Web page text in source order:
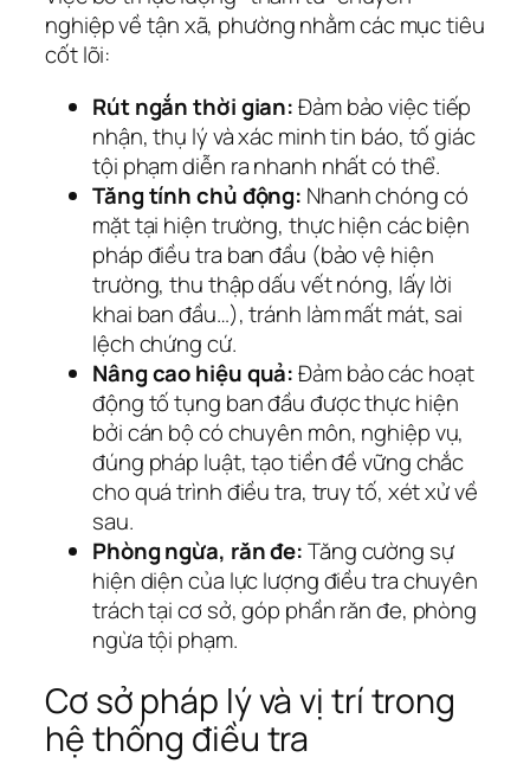
nghiệp về tận xã, phường nhằm các mục tiêu
cốt lõi:
Rút ngắn thời gian:Đảm bảo việc tiếp
nhận, thụ lý và xác minh tin báo, tố giác
tội phạm diễn ra nhanh nhất có thể.
Tăng tính chủ động: Nhanh chóng có
mặt tại hiện trường, thực hiện các biện
pháp điều tra ban đầu (bảo vệ hiện
trường, thu thập dấu vết nóng, lấy lời
khai ban đầu…), tránh làm mất mát, sai
lệch chứng cứ.
Nâng cao hiệu quả:Đảm bảo các hoạt
động tố tụng ban đầu được thực hiện
bởi cán bộ có chuyên môn, nghiệp vụ,
đúng pháp luật, tạo tiền đề vững chắc
cho quá trình điều tra, truy tố, xét xử về
sau.
Phòng ngừa, răn đe:Tăng cường sự
hiện diện của lực lượng điều tra chuyên
trách tại cơ sở, góp phần răn đe, phòng
ngừa tội phạm.
Cơ sở pháp lý và vị trí trong
hệ thống điều tra